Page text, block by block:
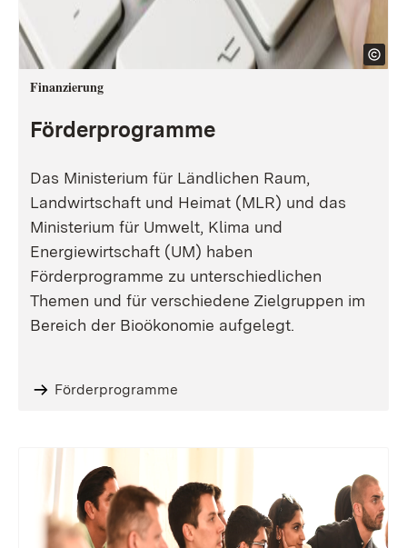
Finanzierung
Förderprogramme
Das Ministerium für Ländlichen Raum,
Landwirtschaft und Heimat (MLR) und das
Ministerium für Umwelt, Klima und
Energiewirtschaft (UM) haben
Förderprogramme zu unterschiedlichen
Themen und für verschiedene Zielgruppen im
Bereich der Bioökonomie aufgelegt.
Förderprogramme